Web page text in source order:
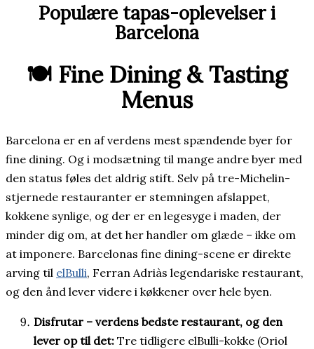
Populære tapas-oplevelser i
Barcelona
🍽️ Fine Dining & Tasting
Menus
Barcelona er en af verdens mest spændende byer for
fine dining. Og i modsætning til mange andre byer med
den status føles det aldrig stift. Selv på tre-Michelin-
stjernede restauranter er stemningen afslappet,
kokkene synlige, og der er en legesyge i maden, der
minder dig om, at det her handler om glæde – ikke om
at imponere. Barcelonas fine dining-scene er direkte
arving til elBulli, Ferran Adriàs legendariske restaurant,
og den ånd lever videre i køkkener over hele byen.
Disfrutar – verdens bedste restaurant, og den
lever op til det: Tre tidligere elBulli-kokke (Oriol